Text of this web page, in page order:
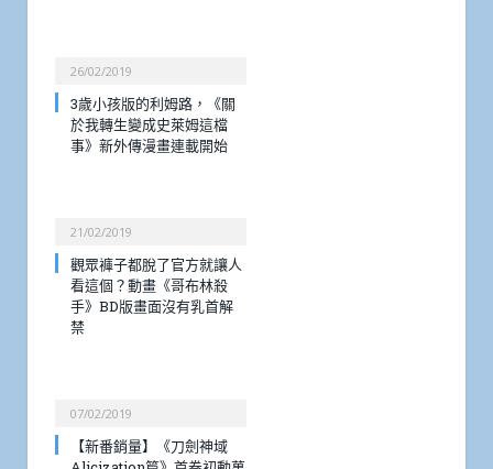
26/02/2019
3歲小孩版的利姆路，《關
於我轉生變成史萊姆這檔
事》新外傳漫畫連載開始
21/02/2019
觀眾褲子都脫了官方就讓人
看這個？動畫《哥布林殺
手》BD版畫面沒有乳首解
禁
07/02/2019
【新番銷量】《刀劍神域